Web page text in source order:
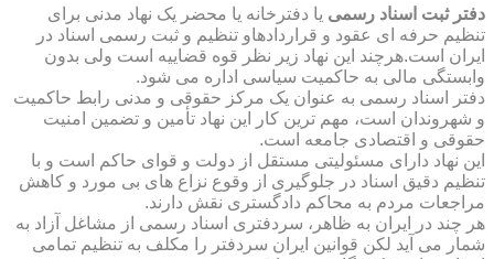
دفتر ثبت اسناد رسمی یا دفترخانه یا محضر یک نهاد مدنی برای
تنظیم حرفه ای عقود و قراردادهاو تنظیم و ثبت رسمی اسناد در
ایران است.هرچند این نهاد زیر نظر قوه قضاییه است ولی بدون
وابستگی مالی به حاکمیت سیاسی اداره می شود.
دفتر اسناد رسمی به عنوان یک مرکز حقوقی و مدنی رابط حاکمیت
و شهروندان است، مهم ترین کار این نهاد تأمین و تضمین امنیت
حقوقی و اقتصادی جامعه است.
این نهاد دارای مسئولیتی مستقل از دولت و قوای حاکم است و با
تنظیم دقیق اسناد در جلوگیری از وقوع نزاع های بی مورد و کاهش
مراجعات مردم به محاکم دادگستری نقش دارند.
هر چند در ایران به ظاهر، سردفتری اسناد رسمی از مشاغل آزاد به
شمار می آید لکن قوانین ایران سردفتر را مکلف به تنظیم تمامی